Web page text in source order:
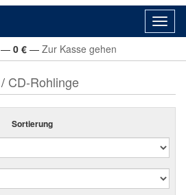
— 0 € — Zur Kasse gehen
/ CD-Rohlinge
Sortierung